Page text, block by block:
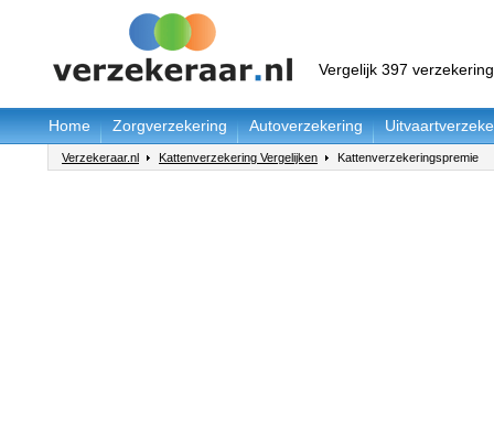
Vergelijk 397
Home Zorgverzekering Autoverzekering
Verzekeraar.nl Kattenverzekering Vergelijken Kattenverzekeringspremie